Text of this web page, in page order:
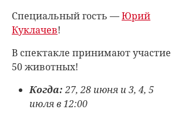
Специальный гость —Юрий
Куклачев!
В спектакле принимают участие
50 животных!
Когда:27, 28 июня и 3, 4, 5
июля в 12:00